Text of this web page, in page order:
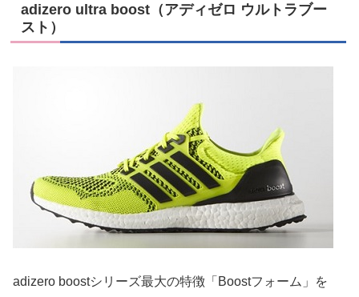
adizero ultra boost（アディゼロ ウルトラブー
スト）
adizero boostシリーズ最大の特徴「Boostフォーム」を